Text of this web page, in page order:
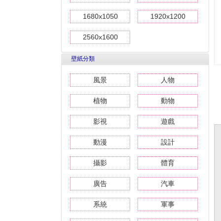
1680x1050 1920x1200
2560x1600
壁紙分類
風景 人物
植物 動物
影視 遊戲
動漫 設計
攝影 體育
廣告 汽車
系統 軍事